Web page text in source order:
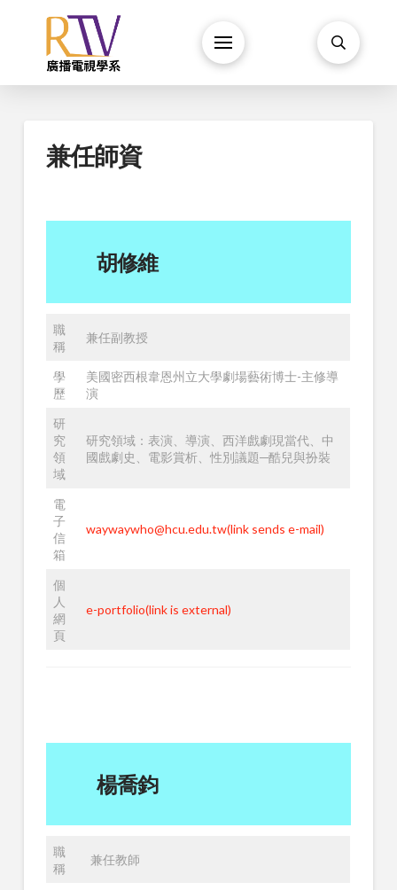
兼任師資
胡修維
職
稱
兼任副教授
學
歷
美國密西根韋恩州立大學劇場藝術博士-主修導
演
研
究
領
域
研究領域：表演、導演、西洋戲劇現當代、中
國戲劇史、電影賞析、性別議題─酷兒與扮裝
電
子
信
箱
waywaywho@hcu.edu.tw(link sends e-mail)
個
人
網
頁
e-portfolio(link is external)
楊喬鈞
職
稱
兼任教師